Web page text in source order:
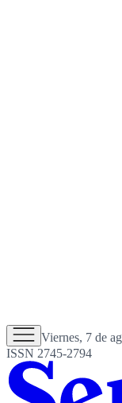
Viernes, 7 de
ISSN 2745-2794